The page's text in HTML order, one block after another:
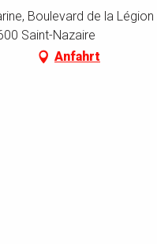
Boulevard de la Légion
Saint-Nazaire
Anfahrt